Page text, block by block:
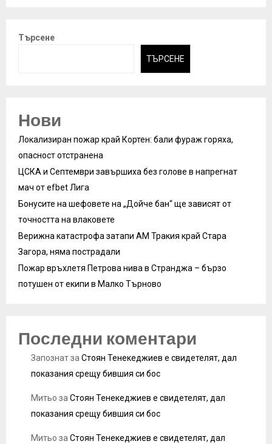
Търсене
ТЪРСЕНЕ
Нови
Локализиран пожар край Кортен: бали фураж горяха,
опасност отстранена
ЦСКА и Септември завършиха без голове в напрегнат
мач от efbet Лига
Бонусите на шефовете на „Дойче бан“ ще зависят от
точността на влаковете
Верижна катастрофа затапи АМ Тракия край Стара
Загора, няма пострадали
Пожар връхлетя Петрова нива в Странджа – бързо
потушен от екипи в Малко Търново
Последни коментари
ЗапознатзаСтоян Тенекеджиев е свидетелят, дал
показания срещу бившия си бос
Митьо заСтоян Тенекеджиев е свидетелят, дал
показания срещу бившия си бос
Митьо заСтоян Тенекеджиев е свидетелят, дал